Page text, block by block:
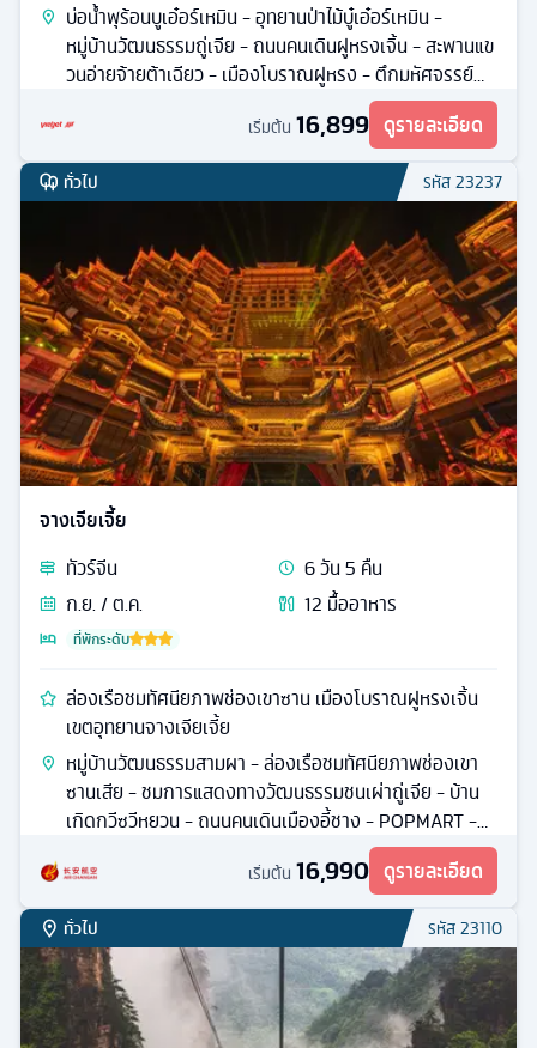
บ่อน้ำพุร้อนบูเอ๋อร์เหมิน - อุทยานป่าไม้บู๋เอ๋อร์เหมิน -
หมู่บ้านวัฒนธรรมถู่เจีย - ถนนคนเดินฝูหรงเจิ้น - สะพานแข
วนอ่ายจ้ายต้าเฉียว - เมืองโบราณฝูหรง - ตึกมหัศจรรย์
เริ่มต้น 16,899 ดูรายละเอียด
ทั่วไป รหัส23237
จางเจียเจี้ย
ทัวร์จีน 6วัน5 คืน
ก.ย. / ต.ค.
12 มื้ออาหาร
ที่พักระดับ
ล่องเรือชมทัศนียภาพช่องเขาซาน เมืองโบราณฝูหรงเจิ้น
เขตอุทยานจางเจียเจี้ย
หมู่บ้านวัฒนธรรมสามผา - ล่องเรือชมทัศนียภาพช่องเขา
ซานเสีย - ชมการแสดงทางวัฒนธรรมชนเผ่าถู่เจีย - บ้าน
เกิดกวีซวีหยวน - ถนนคนเดินเมืองอี้ชาง - POPMART -
เริ่มต้น 16,990 ดูรายละเอียด
ทั่วไป รหัส23110